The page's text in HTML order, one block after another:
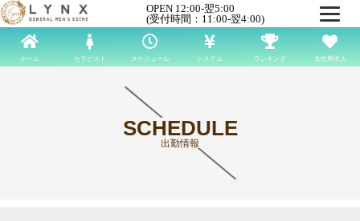
OPEN 12:00-翌5:00
(受付時間：11:00-翌4:00)
ホーム セラピスト スケジュール システム ランキング 女性用求人
SCHEDULE
出勤情報